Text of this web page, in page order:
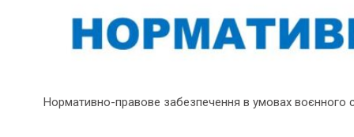
Нормативно-правове забезпечення в умовах воєнного